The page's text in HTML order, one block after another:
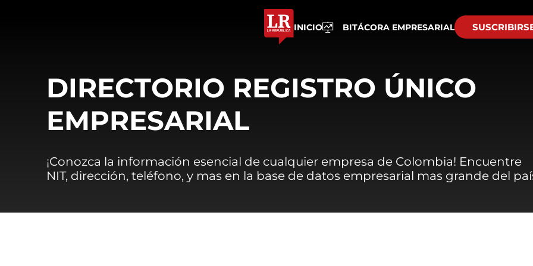
INICIO BITÁCORA EMPRESARIAL
DIRECTORIO REGISTRO ÚNICO
EMPRESARIAL
¡Conozca la información esencial de cualquier empresa de Colombia! Encuentre
NIT, dirección, teléfono, y mas en la base de datos empresarial mas grande del